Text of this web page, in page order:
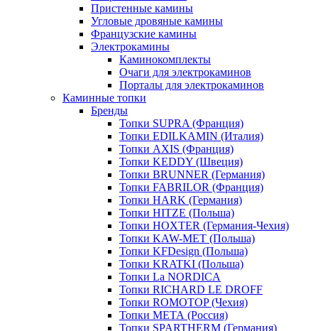
Пристенные камины
Угловые дровяные камины
Французские камины
Электрокамины
Каминокомплекты
Очаги для электрокаминов
Порталы для электрокаминов
Каминные топки
Бренды
Топки SUPRA (Франция)
Топки EDILKAMIN (Италия)
Топки AXIS (Франция)
Топки KEDDY (Швеция)
Топки BRUNNER (Германия)
Топки FABRILOR (Франция)
Топки HARK (Германия)
Топки HITZE (Польша)
Топки HOXTER (Германия-Чехия)
Топки KAW-MET (Польша)
Топки KFDesign (Польша)
Топки KRATKI (Польша)
Топки La NORDICA
Топки RICHARD LE DROFF
Топки ROMOTOP (Чехия)
Топки МЕТА (Россия)
Топки SPARTHERM (Германия)